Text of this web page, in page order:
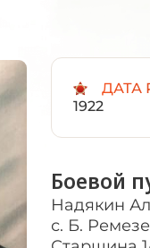
ДАТА
1922
Боевой
Надякин
с. Б.